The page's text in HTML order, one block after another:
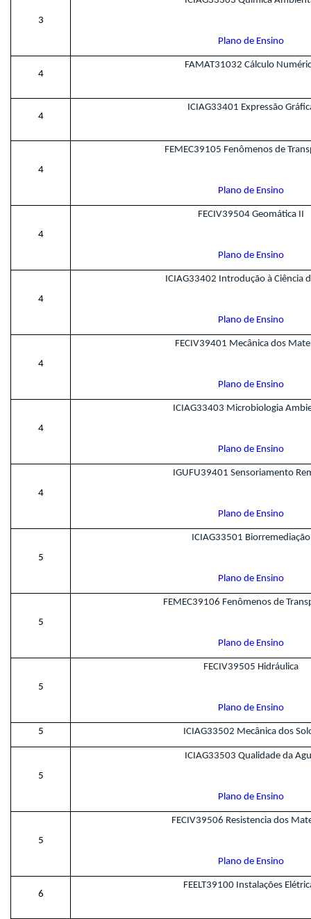
3
Plano de Ensino
4
FAMAT31032 Cálculo
4
ICIAG33401 Expressão
4
FEMEC39105 Fenômenos de
Plano de Ensino
4
FECIV39504 Geomática II
Plano de Ensino
4
ICIAG33402 Introdução à Ciência
Plano de Ensino
4
FECIV39401 Mecânica dos
Plano de Ensino
4
ICIAG33403 Microbiologia
Plano de Ensino
4
IGUFU39401 Sensoriamento
Plano de Ensino
5
ICIAG33501 Biorremediação
Plano de Ensino
5
FEMEC39106 Fenômenos de
Plano de Ensino
5
FECIV39505 Hidráulica
Plano de Ensino
5 ICIAG33502 Mecânica dos
5
ICIAG33503 Qualidade da
Plano de Ensino
5
FECIV39506 Resistencia dos
Plano de Ensino
6
FEELT39100 Instalações